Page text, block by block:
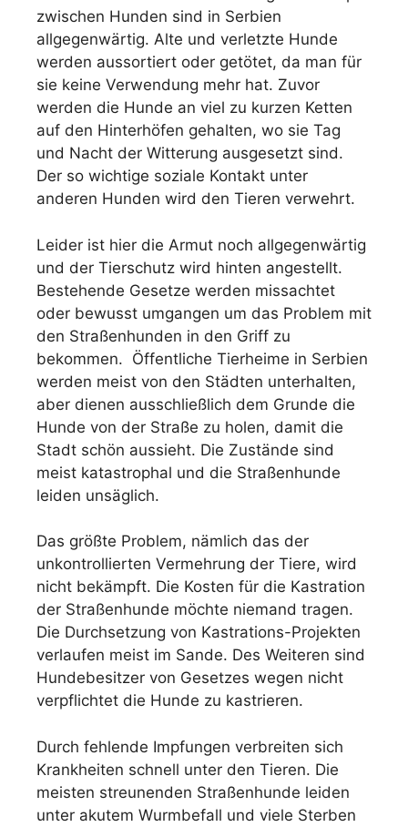
zwischen Hunden sind in Serbien
allgegenwärtig. Alte und verletzte Hunde
werden aussortiert oder getötet, da man für
sie keine Verwendung mehr hat. Zuvor
werden die Hunde an viel zu kurzen Ketten
auf den Hinterhöfen gehalten, wo sie Tag
und Nacht der Witterung ausgesetzt sind.
Der so wichtige soziale Kontakt unter
anderen Hunden wird den Tieren verwehrt.
Leider ist hier die Armut noch allgegenwärtig
und der Tierschutz wird hinten angestellt.
Bestehende Gesetze werden missachtet
oder bewusst umgangen um das Problem mit
den Straßenhunden in den Griff zu
bekommen. Öffentliche Tierheime in Serbien
werden meist von den Städten unterhalten,
aber dienen ausschließlich dem Grunde die
Hunde von der Straße zu holen, damit die
Stadt schön aussieht. Die Zustände sind
meist katastrophal und die Straßenhunde
leiden unsäglich.
Das größte Problem, nämlich das der
unkontrollierten Vermehrung der Tiere, wird
nicht bekämpft. Die Kosten für die Kastration
der Straßenhunde möchte niemand tragen.
Die Durchsetzung von Kastrations-Projekten
verlaufen meist im Sande. Des Weiteren sind
Hundebesitzer von Gesetzes wegen nicht
verpflichtet die Hunde zu kastrieren.
Durch fehlende Impfungen verbreiten sich
Krankheiten schnell unter den Tieren. Die
meisten streunenden Straßenhunde leiden
unter akutem Wurmbefall und viele Sterben